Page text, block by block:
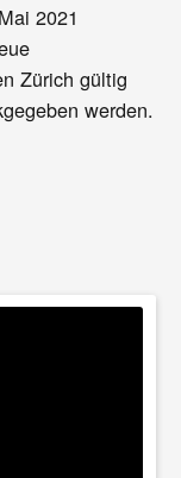
2021
Zürich gültig
werden.